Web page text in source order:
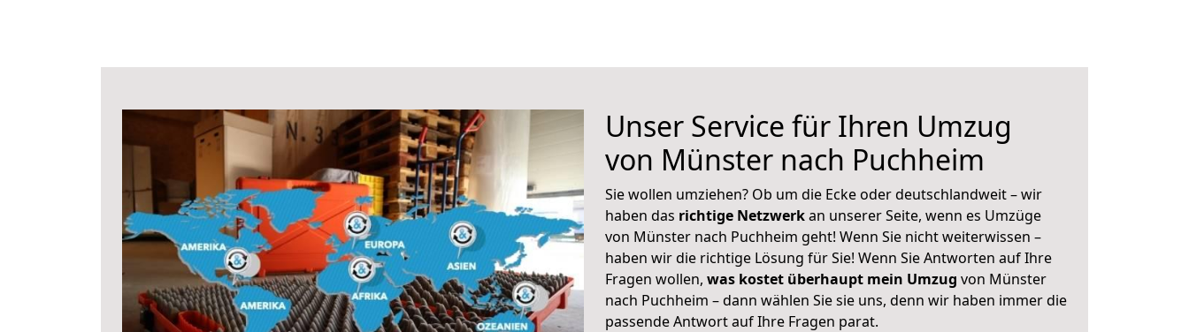
Unser Service für Ihren Umzug
von Münster nach Puchheim
Sie wollen umziehen? Ob um die Ecke oder deutschlandweit – wir
haben das richtige Netzwerkan unserer Seite, wenn es Umzüge
von Münster nach Puchheim geht! Wenn Sie nicht weiterwissen –
haben wir die richtige Lösung für Sie! Wenn Sie Antworten auf Ihre
Fragen wollen, was kostet überhaupt mein Umzug von Münster
nach Puchheim – dann wählen Sie sie uns, denn wir haben immer die
passende Antwort auf Ihre Fragen parat.